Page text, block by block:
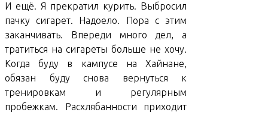
И ещё. Я прекратил курить. Выбросил
пачку сигарет. Надоело. Пора с этим
заканчивать. Впереди много дел, а
тратиться на сигареты больше не хочу.
Когда буду в кампусе на Хайнане,
обязан буду снова вернуться к
тренировкам и регулярным
пробежкам. Расхлябанности приходит